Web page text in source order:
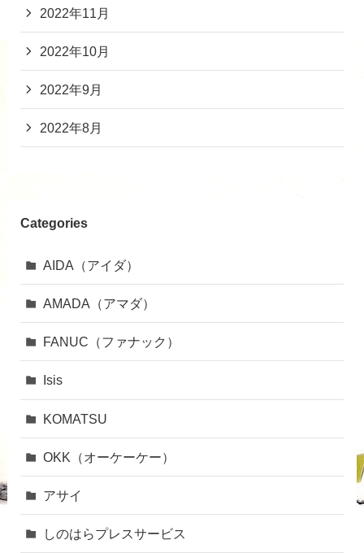
2022年11月
2022年10月
2022年9月
2022年8月
Categories
AIDA（アイダ）
AMADA（アマダ）
FANUC（ファナック）
Isis
KOMATSU
OKK（オーケーケー）
アサイ
しのはらプレスサービス